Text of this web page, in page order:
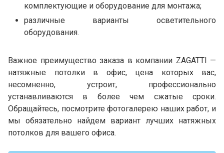
комплектующие и оборудование для монтажа;
различные варианты осветительного
оборудования.
Важное преимущество заказа в компании ZAGATTI —
натяжные потолки в офис, цена которых вас,
несомненно, устроит, профессионально
устанавливаются в более чем сжатые сроки.
Обращайтесь, посмотрите фотогалерею наших работ, и
мы обязательно найдем вариант лучших натяжных
потолков для вашего офиса.